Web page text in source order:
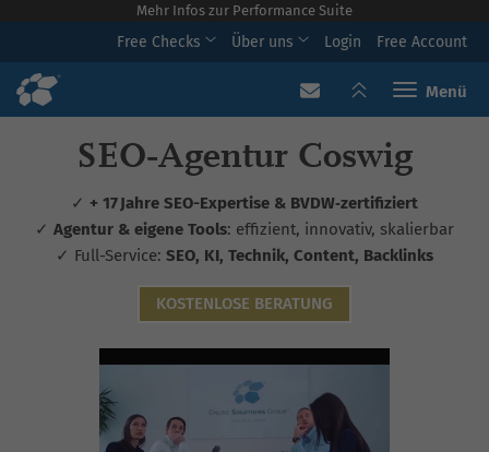
Mehr Infos zur Performance Suite
Free Checks Über uns Login Free Account
Toggle
SEO‑Agentur Coswig
✓ + 17 Jahre SEO-Expertise & BVDW‑zertifiziert
✓ Agentur & eigene Tools: effizient, innovativ, skalierbar
✓ Full-Service: SEO, KI, Technik, Content, Backlinks
KOSTENLOSE BERATUNG